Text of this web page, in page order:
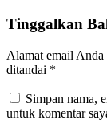
Tinggalkan
Alamat email
ditandai *
Simpan nama,
untuk komentar